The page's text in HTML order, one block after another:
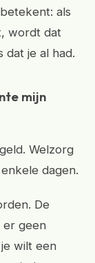
als
wordt dat
dat je al had.
mijn
Welzorg
dagen.
De
er geen
wilt een